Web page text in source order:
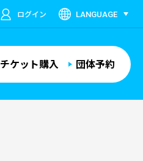
ログイン LANGUAGE
チケット購入 団体予約